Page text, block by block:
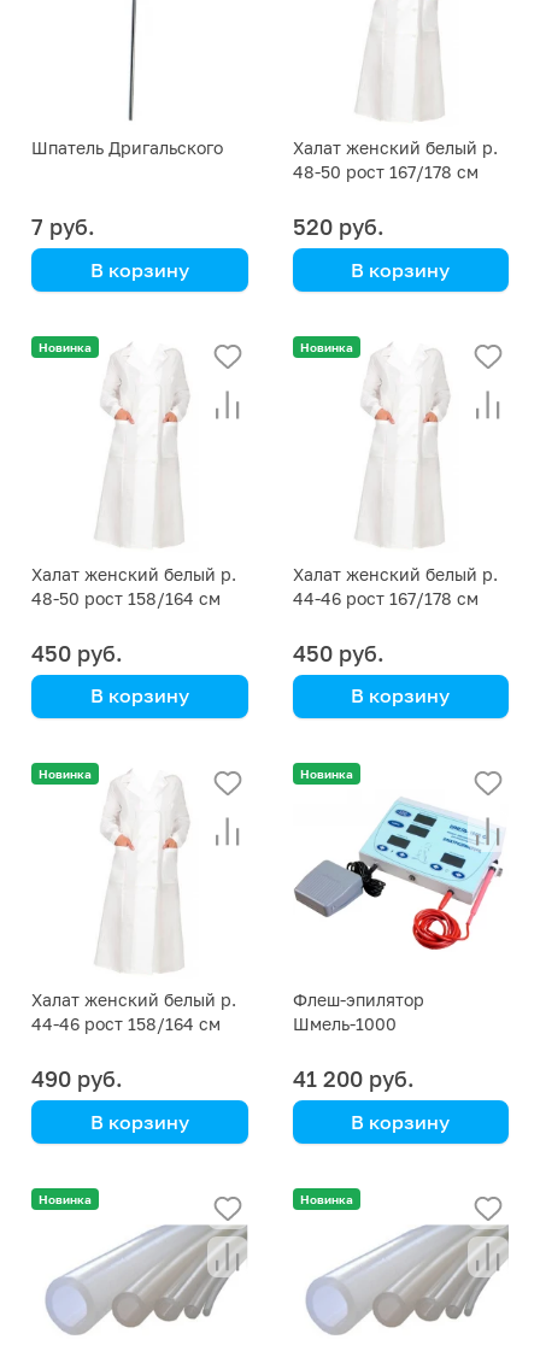
Шпатель Дригальского
7 руб.
В корзину
Халат женский белый р.
48-50 рост 167/178 см
520 руб.
В корзину
Новинка
Халат женский белый р.
48-50 рост 158/164 см
450 руб.
В корзину
Новинка
Халат женский белый р.
44-46 рост 167/178 см
450 руб.
В корзину
Новинка
Халат женский белый р.
44-46 рост 158/164 см
490 руб.
В корзину
Новинка
Флеш-эпилятор
Шмель-1000
41 200 руб.
В корзину
Новинка Новинка